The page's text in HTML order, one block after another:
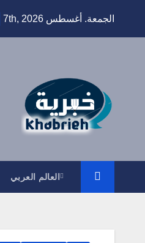
الجمعة. أغسطس 7th, 2026
العالم العربي